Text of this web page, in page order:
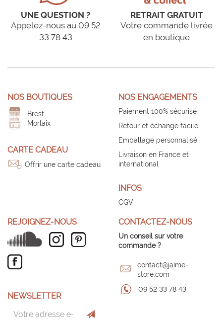
UNE QUESTION ?
Appelez-nous au 09 52
33 78 43
RETRAIT GRATUIT
Votre commande livrée
en boutique
NOS BOUTIQUES
Brest
Morlaix
CARTE CADEAU
Offrir une carte cadeau
NOS ENGAGEMENTS
Paiement 100% sécurisé
Retour et échange facile
Emballage personnalisé
Livraison en France et
international
INFOS
CGV
REJOIGNEZ-NOUS
NEWSLETTER
CONTACTEZ-NOUS
Un conseil sur votre
commande ?
contact@jaime-
store.com
09 52 33 78 43